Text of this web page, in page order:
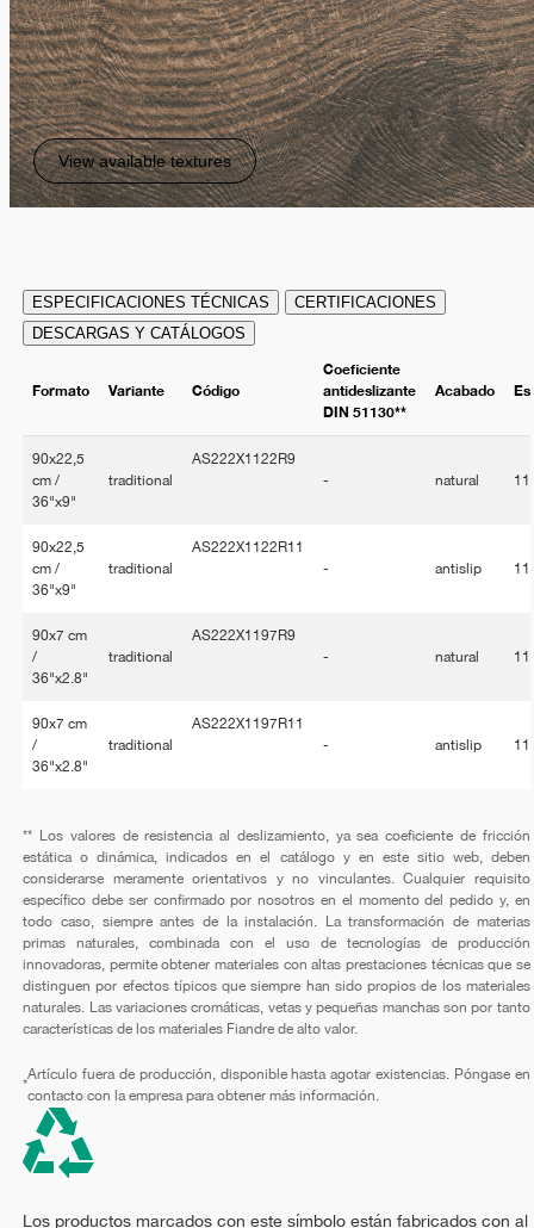
View available textures
ESPECIFICACIONES TÉCNICAS
CERTIFICACIONES
DESCARGAS Y CATÁLOGOS
Formato Variante Código
Coeficiente
antideslizante
DIN 51130**
Acabado
90x22,5
cm /
36"x9"
traditional
AS222X1122R9
-
natural 11
90x22,5
cm /
36"x9"
traditional
AS222X1122R11
-
antislip 11
90x7 cm
/
36"x2.8"
traditional
AS222X1197R9
-
natural 11
90x7 cm
/
36"x2.8"
traditional
AS222X1197R11
-
antislip 11
** Los valores de resistencia al deslizamiento, ya sea coeficiente de fricción
estática o dinámica, indicados en el catálogo y en este sitio web, deben
considerarse meramente orientativos y no vinculantes. Cualquier requisito
específico debe ser confirmado por nosotros en el momento del pedido y, en
todo caso, siempre antes de la instalación. La transformación de materias
primas naturales, combinada con el uso de tecnologías de producción
innovadoras, permite obtener materiales con altas prestaciones técnicas que se
distinguen por efectos típicos que siempre han sido propios de los materiales
naturales. Las variaciones cromáticas, vetas y pequeñas manchas son por tanto
características de los materiales Fiandre de alto valor.
*
Artículo fuera de producción, disponible hasta agotar existencias. Póngase en
contacto con la empresa para obtener más información.
Los productos marcados con este símbolo están fabricados con al